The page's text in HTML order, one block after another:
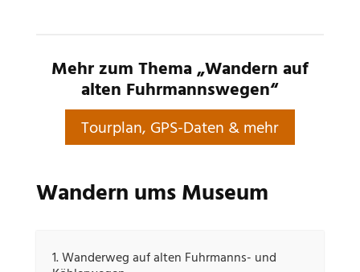
Mehr zum Thema „Wandern auf
alten Fuhrmannswegen“
Tourplan, GPS-Daten & mehr
Wandern ums Museum
1. Wanderweg auf alten Fuhrmanns- und